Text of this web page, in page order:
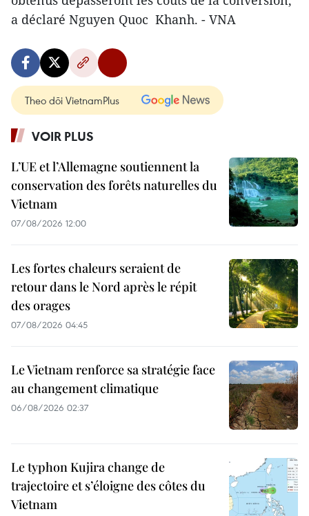
a déclaré Nguyen Quoc Khanh. - VNA
Theo dõi VietnamPlus
VOIR PLUS
L’UE et l’Allemagne soutiennent la
conservation des forêts naturelles du
Vietnam
07/08/2026 12:00
Les fortes chaleurs seraient de
retour dans le Nord après le répit
des orages
07/08/2026 04:45
Le Vietnam renforce sa stratégie face
au changement climatique
06/08/2026 02:37
Le typhon Kujira change de
trajectoire et s’éloigne des côtes du
Vietnam